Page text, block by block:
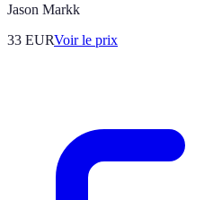
Jason Markk
33 EURVoir le prix